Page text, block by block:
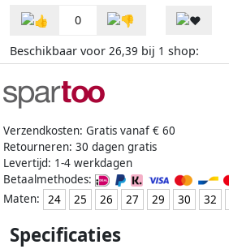
0
Beschikbaar voor 26,39 bij 1 shop:
Verzendkosten: Gratis vanaf € 60
Retourneren: 30 dagen gratis
Levertijd: 1-4 werkdagen
Betaalmethodes:
Maten:
24 25 26 27 29 30 32
Specificaties